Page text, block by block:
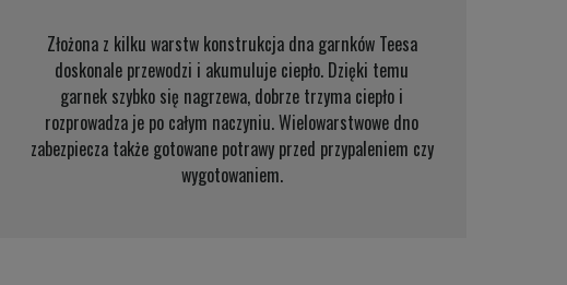
Złożona z kilku warstw konstrukcja dna garnków Teesa
doskonale przewodzi i akumuluje ciepło. Dzięki temu
garnek szybko się nagrzewa, dobrze trzyma ciepło i
rozprowadza je po całym naczyniu. Wielowarstwowe dno
zabezpiecza także gotowane potrawy przed przypaleniem czy
wygotowaniem.